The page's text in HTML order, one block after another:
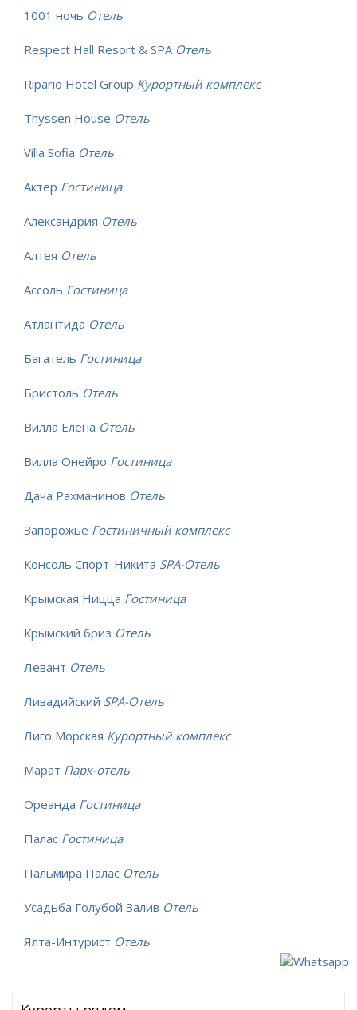
1001 ночь Отель
Respect Hall Resort & SPA Отель
Ripario Hotel Group Курортный комплекс
Thyssen House Отель
Villa Sofia Отель
Актер Гостиница
Александрия Отель
Алтея Отель
Ассоль Гостиница
Атлантида Отель
Багатель Гостиница
Бристоль Отель
Вилла Елена Отель
Вилла Онейро Гостиница
Дача Рахманинов Отель
Запорожье Гостиничный комплекс
Консоль Спорт-Никита SPA-Отель
Крымская Ницца Гостиница
Крымский бриз Отель
Левант Отель
Ливадийский SPA-Отель
Лиго Морская Курортный комплекс
Марат Парк-отель
Ореанда Гостиница
Палас Гостиница
Пальмира Палас Отель
Усадьба Голубой Залив Отель
Ялта-Интурист Отель